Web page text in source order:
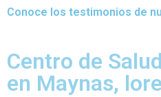
Conoce los testimonios de
Centro de
en Maynas,